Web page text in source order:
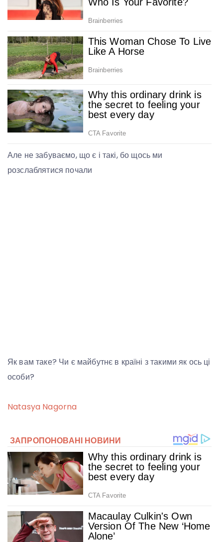
Але не забуваємо, що є і такі, бо щось ми
розслаблятися почали
Як вам таке? Чи є майбутнє в країні з такими як ось ці
особи?
Natasya Nagorna